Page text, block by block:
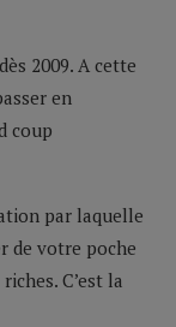
2009. A cette
en
coup
par laquelle
de votre poche
C’est la